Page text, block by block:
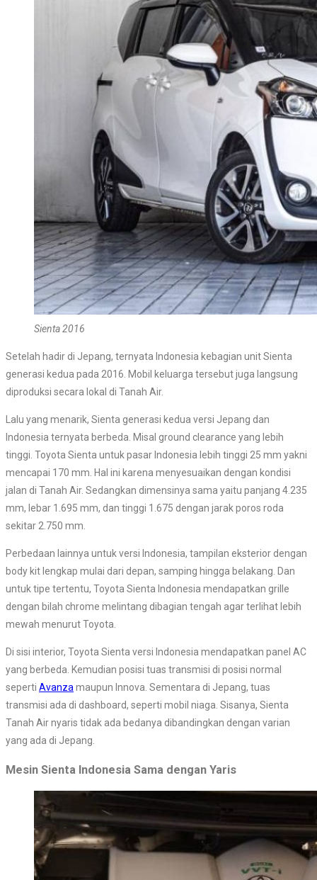
Sienta 2016
Setelah hadir di Jepang, ternyata Indonesia kebagian unit Sienta
generasi kedua pada 2016. Mobil keluarga tersebut juga langsung
diproduksi secara lokal di Tanah Air.
Lalu yang menarik, Sienta generasi kedua versi Jepang dan
Indonesia ternyata berbeda. Misal ground clearance yang lebih
tinggi. Toyota Sienta untuk pasar Indonesia lebih tinggi 25 mm yakni
mencapai 170 mm. Hal ini karena menyesuaikan dengan kondisi
jalan di Tanah Air. Sedangkan dimensinya sama yaitu panjang 4.235
mm, lebar 1.695 mm, dan tinggi 1.675 dengan jarak poros roda
sekitar 2.750 mm.
Perbedaan lainnya untuk versi Indonesia, tampilan eksterior dengan
body kit lengkap mulai dari depan, samping hingga belakang. Dan
untuk tipe tertentu, Toyota Sienta Indonesia mendapatkan grille
dengan bilah chrome melintang dibagian tengah agar terlihat lebih
mewah menurut Toyota.
Di sisi interior, Toyota Sienta versi Indonesia mendapatkan panel AC
yang berbeda. Kemudian posisi tuas transmisi di posisi normal
seperti Avanza maupun Innova. Sementara di Jepang, tuas
transmisi ada di dashboard, seperti mobil niaga. Sisanya, Sienta
Tanah Air nyaris tidak ada bedanya dibandingkan dengan varian
yang ada di Jepang.
Mesin Sienta Indonesia Sama dengan Yaris